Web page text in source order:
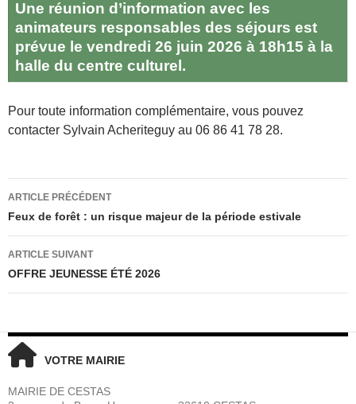
Une réunion d’information avec les
animateurs responsables des séjours est
prévue le vendredi 26 juin 2026 à 18h15 à la
halle du centre culturel.
Pour toute information complémentaire, vous pouvez
contacter Sylvain Acheriteguy au 06 86 41 78 28.
Navigation
articles
ARTICLE PRÉCÉDENT
Feux de forêt : un risque majeur de la période estivale
ARTICLE SUIVANT
OFFRE JEUNESSE ÉTÉ 2026
VOTRE MAIRIE
MAIRIE DE CESTAS